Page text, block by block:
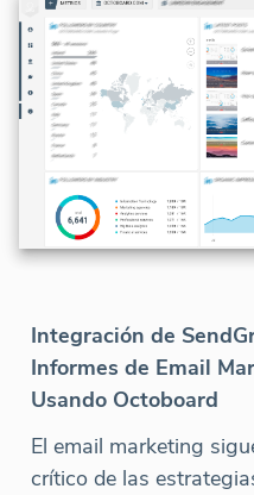
Integración de
Informes de Email
Usando Octoboard
El email marketing
crítico de las